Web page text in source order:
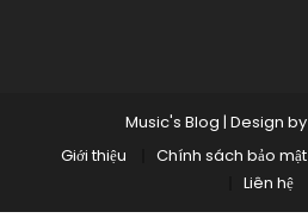
Music's Blog | Design by
Giới thiệu
Chính sách bảo mật
Liên hệ